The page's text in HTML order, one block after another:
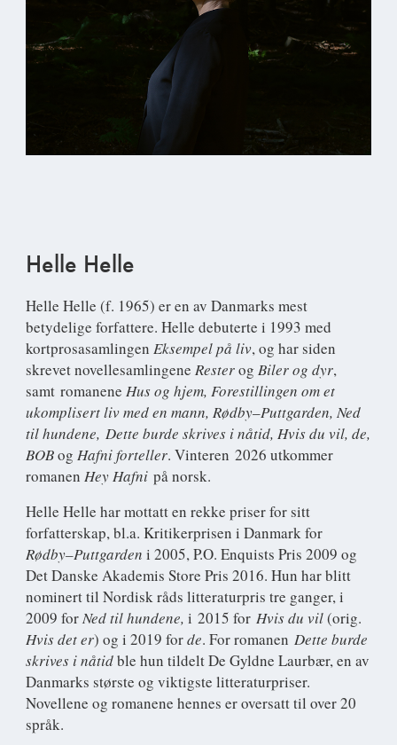
Helle Helle
Helle Helle (f. 1965) er en av Danmarks mest
betydelige forfattere. Helle debuterte i 1993 med
kortprosasamlingen Eksempel på liv, og har siden
skrevet novellesamlingene Resterog Biler og dyr,
samt romanene Hus og hjem, Forestillingen om et
ukomplisert liv med en mann, Rødby–Puttgarden, Ned
til hundene, Dette burde skrives i nåtid, Hvis du vil, de,
BOBog Hafni forteller. Vinteren 2026 utkommer
romanen Hey Hafni på norsk.
Helle Helle har mottatt en rekke priser for sitt
forfatterskap, bl.a. Kritikerprisen i Danmark for
Rødby–Puttgarden i 2005, P.O. Enquists Pris 2009 og
Det Danske Akademis Store Pris 2016. Hun har blitt
nominert til Nordisk råds litteraturpris tre ganger, i
2009 forNed til hundene, i 2015 for Hvis du vil(orig.
Hvis det er) og i 2019 forde. For romanen Dette burde
skrives i nåtidble hun tildelt De Gyldne Laurbær, en av
Danmarks største og viktigste litteraturpriser.
Novellene og romanene hennes er oversatt til over 20
språk.